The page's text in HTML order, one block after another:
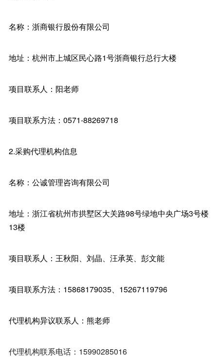
名称：浙商银行股份有限公司
地址：杭州市上城区民心路1号浙商银行总行大楼
项目联系人：阳老师
项目联系方法：0571-88269718
2.采购代理机构信息
名称：公诚管理咨询有限公司
地址：浙江省杭州市拱墅区大关路98号绿地中央广场3号楼
13楼
项目联系人：王秋阳、刘晶、汪承英、彭文能
项目联系方法：15868179035、15267119796
代理机构异议联系人：熊老师
代理机构联系电话：15990285016